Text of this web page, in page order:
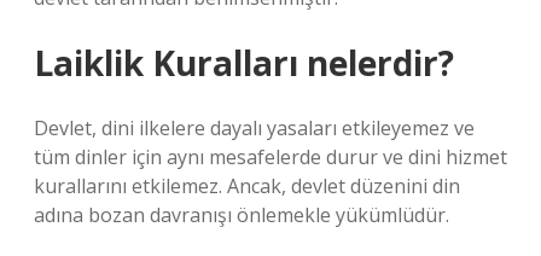
Laiklik Kuralları nelerdir?
Devlet, dini ilkelere dayalı yasaları etkileyemez ve
tüm dinler için aynı mesafelerde durur ve dini hizmet
kurallarını etkilemez. Ancak, devlet düzenini din
adına bozan davranışı önlemekle yükümlüdür.